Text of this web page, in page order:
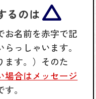
るのは
お名前を赤字で記
っしゃいます。
ます。）そのた
場合はメッセージ
す。